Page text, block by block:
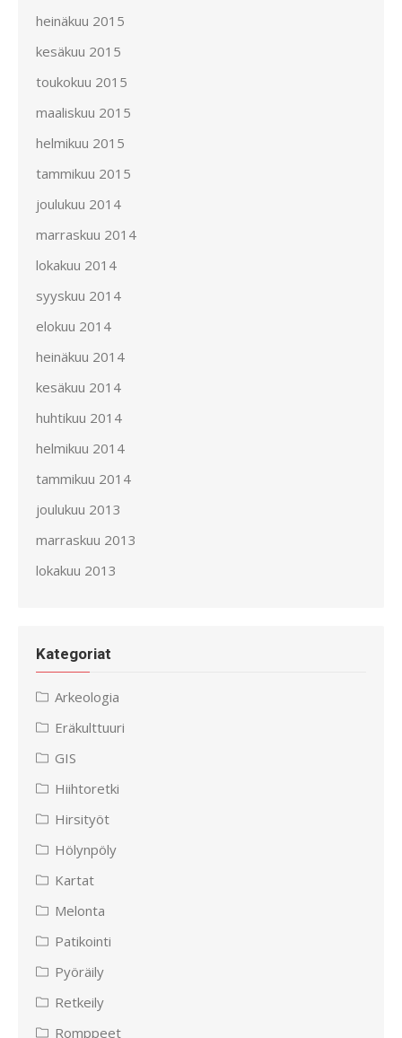
heinäkuu 2015
kesäkuu 2015
toukokuu 2015
maaliskuu 2015
helmikuu 2015
tammikuu 2015
joulukuu 2014
marraskuu 2014
lokakuu 2014
syyskuu 2014
elokuu 2014
heinäkuu 2014
kesäkuu 2014
huhtikuu 2014
helmikuu 2014
tammikuu 2014
joulukuu 2013
marraskuu 2013
lokakuu 2013
Kategoriat
Arkeologia
Eräkulttuuri
GIS
Hiihtoretki
Hirsityöt
Hölynpöly
Kartat
Melonta
Patikointi
Pyöräily
Retkeily
Romppeet